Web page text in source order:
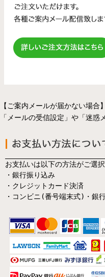
【ご案内メールが届かない場合】
「メールの受信設定」や「迷
お支払いは以下の方法がご選択
・銀行振り込み
・クレジットカード決済
・コンビニ(番号端末式)・銀